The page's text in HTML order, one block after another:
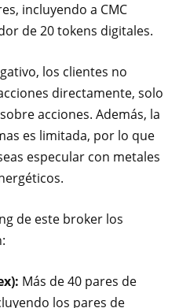
incluyendo a CMC
de 20 tokens digitales.
los clientes no
directamente, solo
acciones. Además, la
es limitada, por lo que
especular con metales
de este broker los
Más de 40 pares de
los pares de